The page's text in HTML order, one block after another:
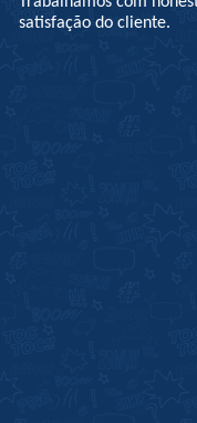
satisfação do cliente.